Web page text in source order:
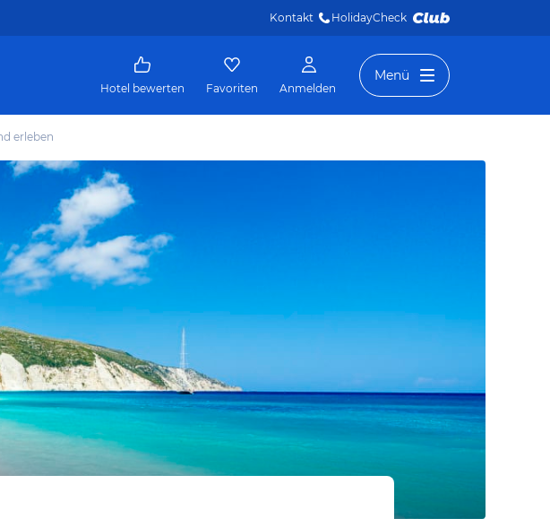
Kontakt HolidayCheck
Hotel bewerten Favoriten Anmelden
Menü
erleben